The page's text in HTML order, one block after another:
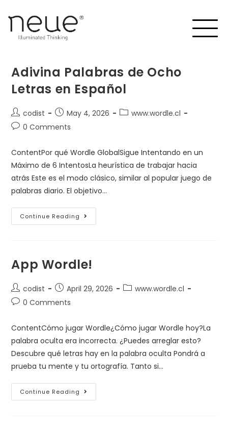
Adivina Palabras de Ocho
Letras en Español
codist May 4, 2026
www.wordle.cl
0 Comments
ContentPor qué Wordle GlobalSigue Intentando en un
Máximo de 6 IntentosLa heurística de trabajar hacia
atrás Este es el modo clásico, similar al popular juego de
palabras diario. El objetivo…
Continue Reading
‎App Wordle!
codist April 29, 2026
www.wordle.cl
0 Comments
ContentCómo jugar Wordle¿Cómo jugar Wordle hoy?La
palabra oculta era incorrecta. ¿Puedes arreglar esto?
Descubre qué letras hay en la palabra oculta Pondrá a
prueba tu mente y tu ortografía. Tanto si…
Continue Reading